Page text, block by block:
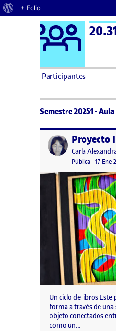
Acerca de WordPress
+ Folio
Saltar al contenido Logo
Participantes
Semestre 20251 - Aula
Publicado por
Publicado por
Carla
Visibilidad:
Pública-Fecha
17 Ene
Un ciclo de libros
forma a través de una
objeto conectados
como un…